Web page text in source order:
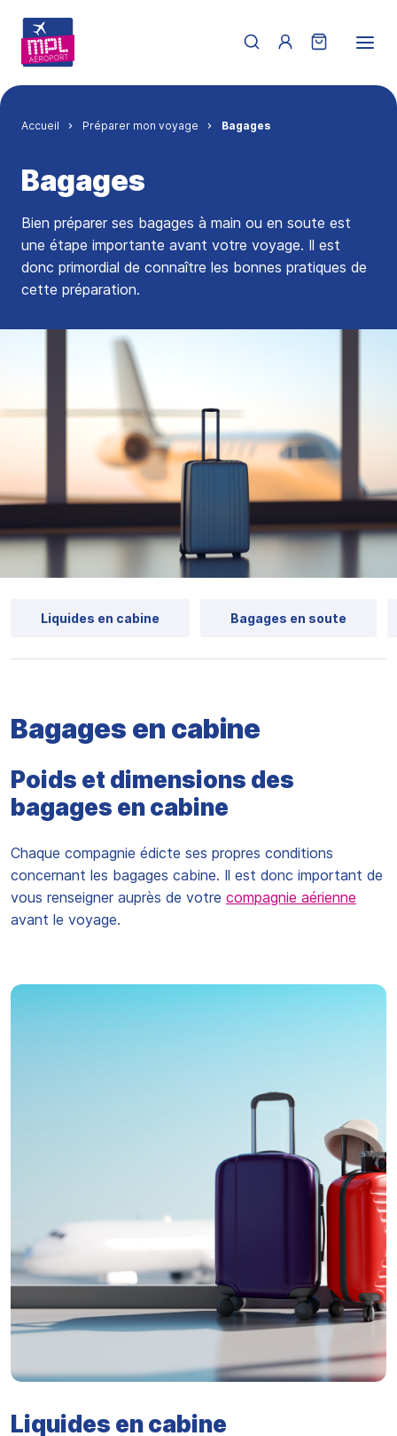
Fil d'Ariane
Accueil Préparer mon voyage Bagages
Bagages
Bien préparer ses bagages à main ou en soute est
une étape importante avant votre voyage. Il est
donc primordial de connaître les bonnes pratiques de
cette préparation.
Liquides en cabine Bagages en soute
Bagages en cabine
Poids et dimensions des
bagages en cabine
Chaque compagnie édicte ses propres conditions
concernant les bagages cabine. Il est donc important de
vous renseigner auprès de votre compagnie aérienne
avant le voyage.
Liquides en cabine